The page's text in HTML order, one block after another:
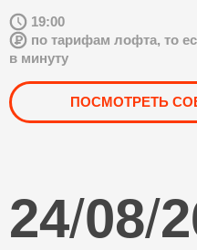
19:00
по тарифам лофта, то
в минуту
ПОСМОТРЕТЬ
24/08/